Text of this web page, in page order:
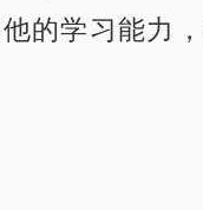
的学习能力